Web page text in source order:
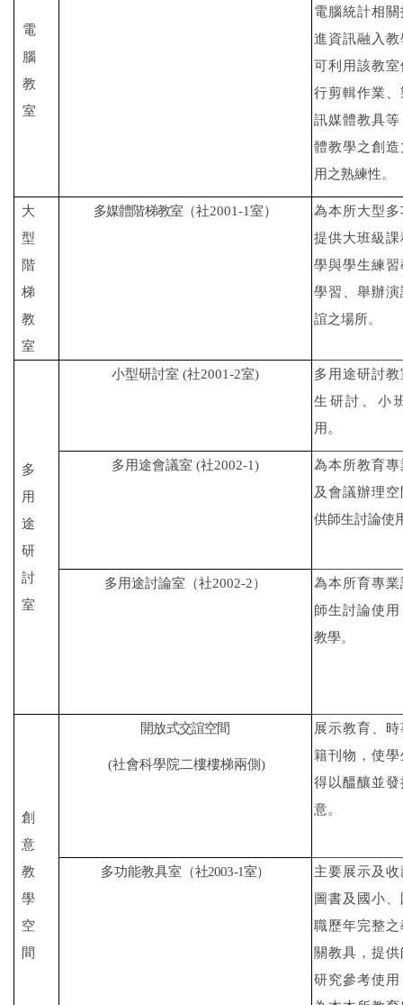
電
腦
教
室
電腦統計相
進資訊融入
可利用該教
行剪輯作業
訊媒體教具
體教學之創
用之熟練性。
大
型
階
梯
教
室
多媒體階梯教室 （社2001-1室）
為本所大型
提供大班級
學與學生練
學習、舉辦
誼之場所。
多
用
途
研
討
室
小型研討室 (社2001-2室)
多用途研討
生研討、小
用。
多用途會議室 (社2002-1)
為本所教育
及會議辦理
供師生討論使
多用途討論室（社2002-2）
為本所育專
師生討論使
教學。
創
意
教
學
空
間
開放式交誼空間
(社會科學院二樓樓梯兩側)
展示教育、
籍刊物，使學
得以醞釀並
意。
多功能教具室 （社2003-1室）
主要展示及
圖書及國小
職歷年完整
關教具，提
研究參考使